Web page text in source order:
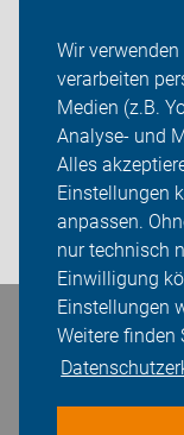
Wir
verarbeiten
Medien (z.B.
Analyse- und
Alles
Einstellungen
anpassen.
nur technisch
Einwilligung
Einstellungen
Weitere finden
Über uns
Sei dabei
Presse
Login
Bleiben Sie in